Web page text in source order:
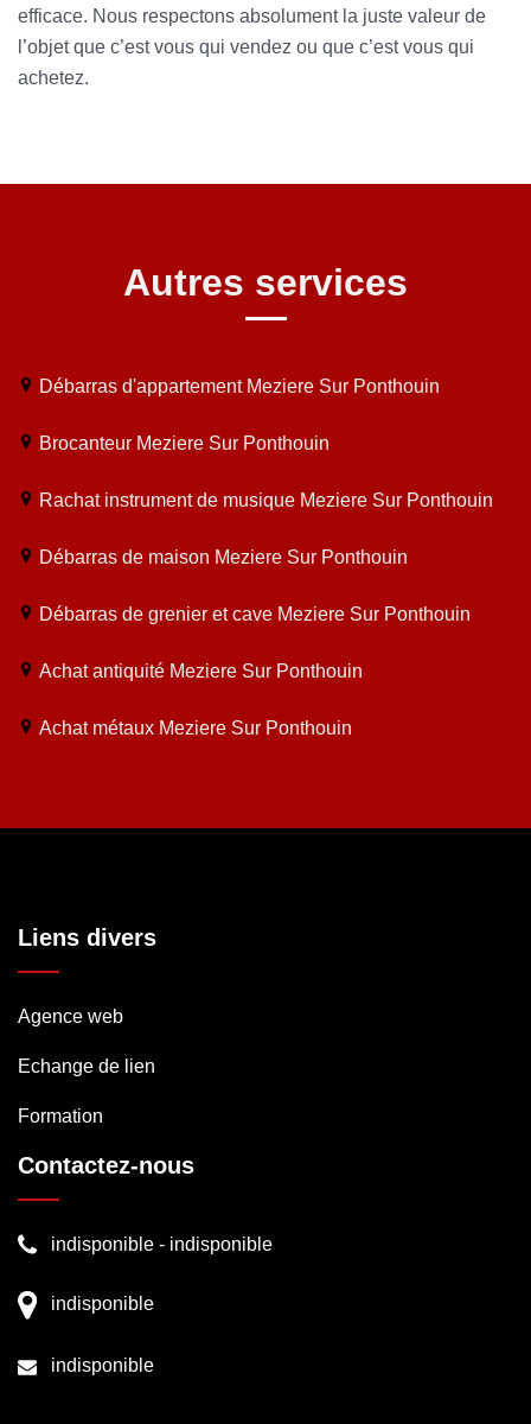
efficace. Nous respectons absolument la juste valeur de
l’objet que c’est vous qui vendez ou que c’est vous qui
achetez.
Autres services
Débarras d'appartement Meziere Sur Ponthouin
Brocanteur Meziere Sur Ponthouin
Rachat instrument de musique Meziere Sur Ponthouin
Débarras de maison Meziere Sur Ponthouin
Débarras de grenier et cave Meziere Sur Ponthouin
Achat antiquité Meziere Sur Ponthouin
Achat métaux Meziere Sur Ponthouin
Liens divers
Agence web
Echange de lien
Formation
Contactez-nous
indisponible - indisponible
indisponible
indisponible